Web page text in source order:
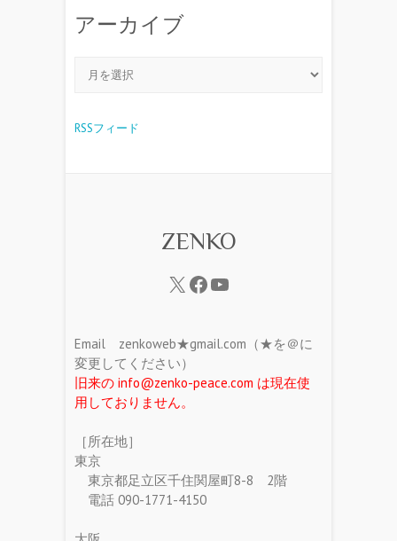
アーカイブ
RSSフィード
ZENKO
Email zenkoweb★gmail.com（★を＠に
変更してください）
旧来の info@zenko-peace.com は現在使
用しておりません。
［所在地］
東京
東京都足立区千住関屋町8-8 2階
電話 090-1771-4150